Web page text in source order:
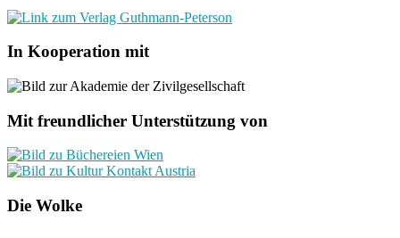
In Kooperation mit
Mit freundlicher Unterstützung von
Die Wolke